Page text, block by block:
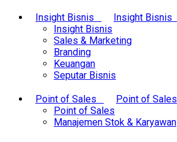
Insight Bisnis
Insight Bisnis
Insight Bisnis
Sales & Marketing
Branding
Keuangan
Seputar Bisnis
Point of Sales
Point of Sales
Point of Sales
Manajemen Stok & Karyawan